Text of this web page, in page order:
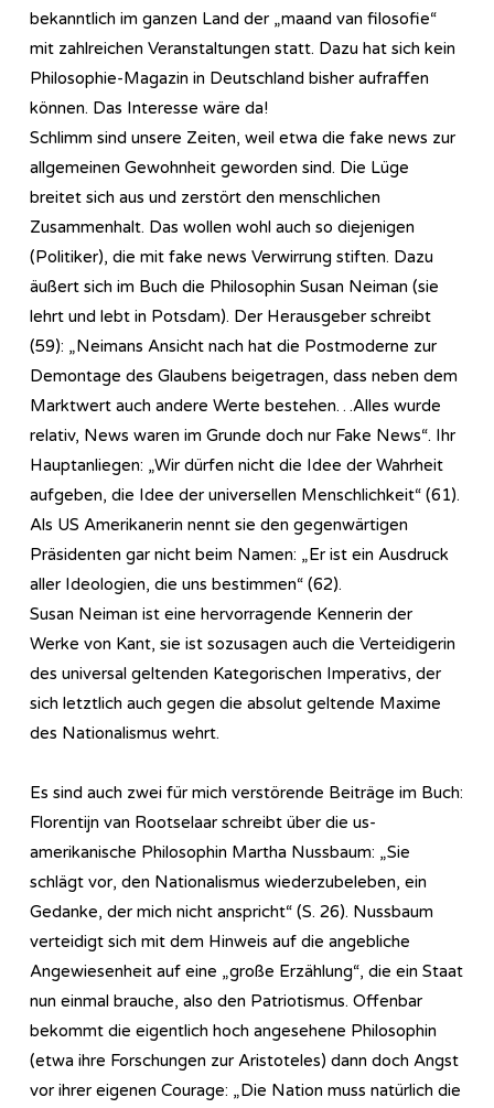
bekanntlich im ganzen Land der „maand van filosofie“
mit zahlreichen Veranstaltungen statt. Dazu hat sich kein
Philosophie-Magazin in Deutschland bisher aufraffen
können. Das Interesse wäre da!
Schlimm sind unsere Zeiten, weil etwa die fake news zur
allgemeinen Gewohnheit geworden sind. Die Lüge
breitet sich aus und zerstört den menschlichen
Zusammenhalt. Das wollen wohl auch so diejenigen
(Politiker), die mit fake news Verwirrung stiften. Dazu
äußert sich im Buch die Philosophin Susan Neiman (sie
lehrt und lebt in Potsdam). Der Herausgeber schreibt
(59): „Neimans Ansicht nach hat die Postmoderne zur
Demontage des Glaubens beigetragen, dass neben dem
Marktwert auch andere Werte bestehen…Alles wurde
relativ, News waren im Grunde doch nur Fake News“. Ihr
Hauptanliegen: „Wir dürfen nicht die Idee der Wahrheit
aufgeben, die Idee der universellen Menschlichkeit“ (61).
Als US Amerikanerin nennt sie den gegenwärtigen
Präsidenten gar nicht beim Namen: „Er ist ein Ausdruck
aller Ideologien, die uns bestimmen“ (62).
Susan Neiman ist eine hervorragende Kennerin der
Werke von Kant, sie ist sozusagen auch die Verteidigerin
des universal geltenden Kategorischen Imperativs, der
sich letztlich auch gegen die absolut geltende Maxime
des Nationalismus wehrt.
Es sind auch zwei für mich verstörende Beiträge im Buch:
Florentijn van Rootselaar schreibt über die us-
amerikanische Philosophin Martha Nussbaum: „Sie
schlägt vor, den Nationalismus wiederzubeleben, ein
Gedanke, der mich nicht anspricht“ (S. 26). Nussbaum
verteidigt sich mit dem Hinweis auf die angebliche
Angewiesenheit auf eine „große Erzählung“, die ein Staat
nun einmal brauche, also den Patriotismus. Offenbar
bekommt die eigentlich hoch angesehene Philosophin
(etwa ihre Forschungen zur Aristoteles) dann doch Angst
vor ihrer eigenen Courage: „Die Nation muss natürlich die